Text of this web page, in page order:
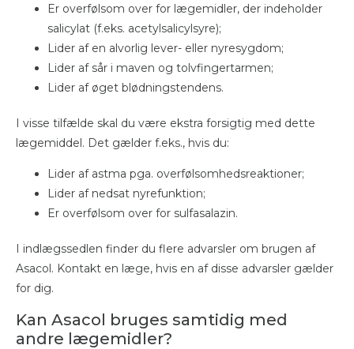
Er overfølsom over for lægemidler, der indeholder
salicylat (f.eks. acetylsalicylsyre);
Lider af en alvorlig lever- eller nyresygdom;
Lider af sår i maven og tolvfingertarmen;
Lider af øget blødningstendens.
I visse tilfælde skal du være ekstra forsigtig med dette
lægemiddel. Det gælder f.eks., hvis du:
Lider af astma pga. overfølsomhedsreaktioner;
Lider af nedsat nyrefunktion;
Er overfølsom over for sulfasalazin.
I indlægssedlen finder du flere advarsler om brugen af
Asacol. Kontakt en læge, hvis en af disse advarsler gælder
for dig.
Kan Asacol bruges samtidig med
andre lægemidler?